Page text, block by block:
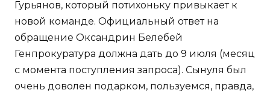
Гурьянов, который потихоньку привыкает к
новой команде. Официальный ответ на
обращение Оксандрин Белебей
Генпрокуратура должна дать до 9 июля (месяц
с момента поступления запроса). Сынуля был
очень доволен подарком, пользуемся, правда,